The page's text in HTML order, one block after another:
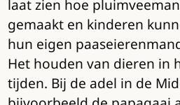
laat zien hoe
gemaakt en kinderen
hun eigen
Het houden van dieren in
tijden. Bij de adel in de